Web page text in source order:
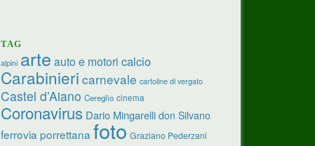
TAG
alpini arte auto e motori calcio
Carabinieri carnevale cartoline di vergato
Castel d’Aiano Cereglio cinema
Coronavirus Dario Mingarelli don Silvano
ferrovia porrettana foto Graziano Pederzani